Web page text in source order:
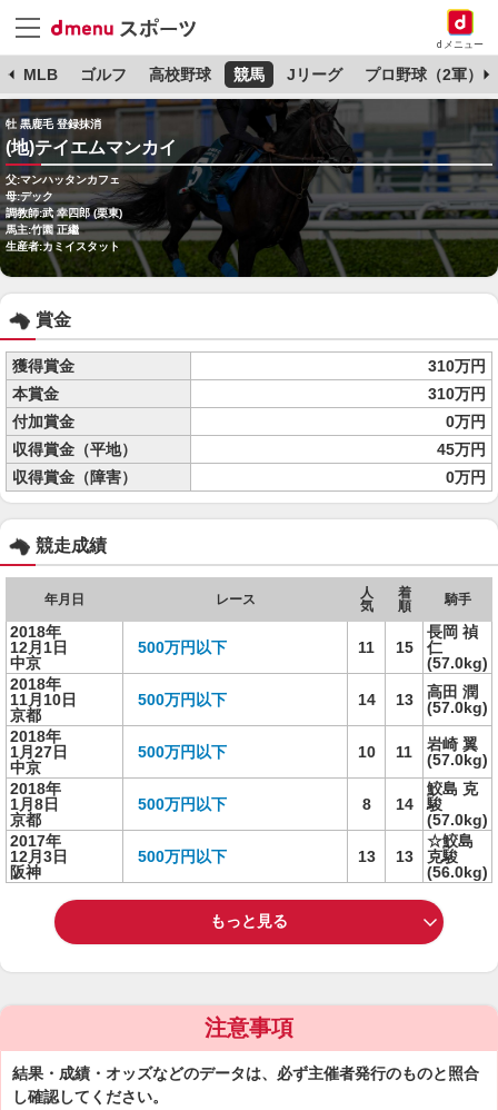
dメニュー
MLB ゴルフ 高校野球 競馬 Jリーグ プロ野球（2軍）
牡 黒鹿毛 登録抹消
(地)テイエムマンカイ
父:マンハッタンカフェ
母:デック
調教師:武 幸四郎 (栗東)
馬主:竹園 正繼
生産者:カミイスタット
賞金
獲得賞金
310万円
本賞金
310万円
付加賞金
0万円
収得賞金（平地）
45万円
収得賞金（障害）
0万円
競走成績
年月日 レース
人
気
着
順
騎手
2018年
12月1日
中京
500万円以下 11 15
長岡 禎
仁
(57.0kg)
2018年
11月10日
京都
500万円以下 14 13
高田 潤
(57.0kg)
2018年
1月27日
中京
500万円以下 10 11
岩崎 翼
(57.0kg)
2018年
1月8日
京都
500万円以下 8 14
鮫島 克
駿
(57.0kg)
2017年
12月3日
阪神
500万円以下 13 13
☆鮫島
克駿
(56.0kg)
もっと見る
注意事項
結果・成績・オッズなどのデータは、必ず主催者発行のものと照合
し確認してください。